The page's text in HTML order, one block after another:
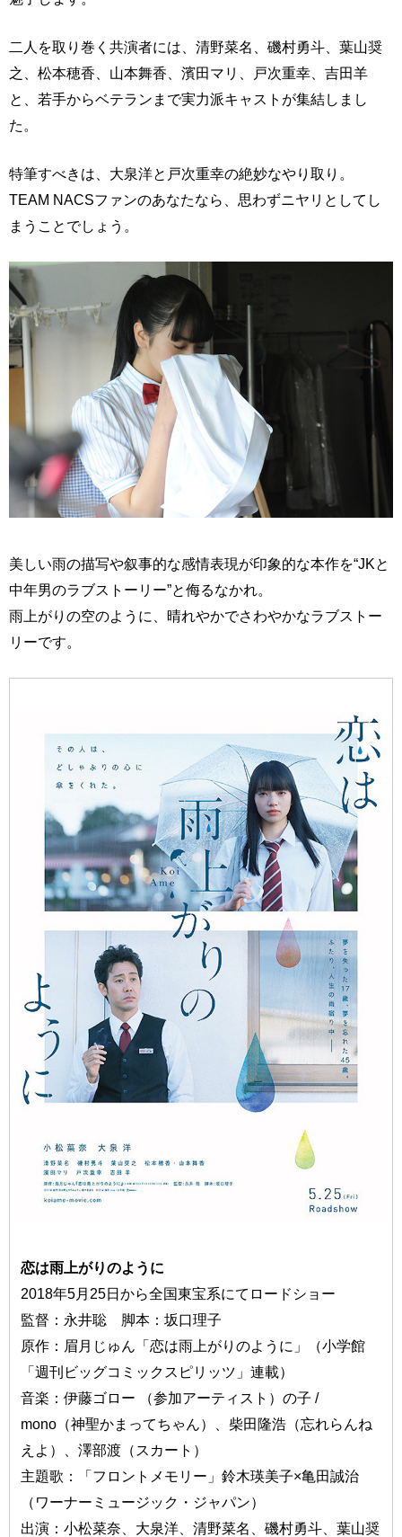
二人を取り巻く共演者には、清野菜名、磯村勇斗、葉山奨
之、松本穂香、山本舞香、濱田マリ、戸次重幸、吉田羊
と、若手からベテランまで実力派キャストが集結しまし
た。
特筆すべきは、大泉洋と戸次重幸の絶妙なやり取り。
TEAM NACSファンのあなたなら、思わずニヤリとしてし
まうことでしょう。
美しい雨の描写や叙事的な感情表現が印象的な本作を“JKと
中年男のラブストーリー”と侮るなかれ。
雨上がりの空のように、晴れやかでさわやかなラブストー
リーです。
恋は雨上がりのように
2018年5月25日から全国東宝系にてロードショー
監督：永井聡 脚本：坂口理子
原作：眉月じゅん「恋は雨上がりのように」（小学館
「週刊ビッグコミックスピリッツ」連載）
音楽：伊藤ゴロー （参加アーティスト）の子 /
mono（神聖かまってちゃん）、柴田隆浩（忘れらんね
えよ）、澤部渡（スカート）
主題歌：「フロントメモリー」鈴木瑛美子×亀田誠治
（ワーナーミュージック・ジャパン）
出演：小松菜奈、大泉洋、清野菜名、磯村勇斗、葉山奨